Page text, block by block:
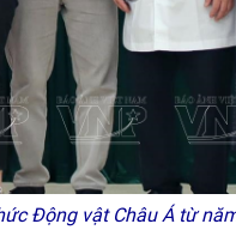
Động vật Châu Á từ